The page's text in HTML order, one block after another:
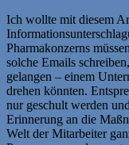
Ich wollte mit diesem
Pharmakonzerns
solche Emails
gelangen – einem
drehen könnten.
nur geschult werden
Erinnerung an die
Welt der Mitarbeiter